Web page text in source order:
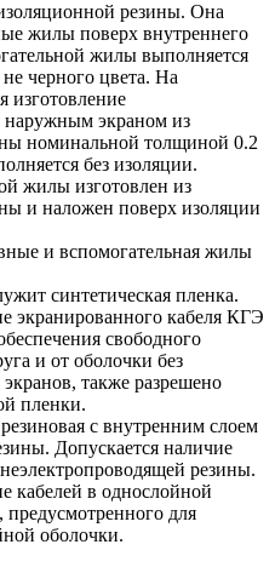
резины. Она
жилы поверх внутреннего
жилы выполняется
черного цвета. На
изготовление
наружным экраном из
номинальной толщиной 0.2
без изоляции.
жилы изготовлен из
и наложен поверх изоляции
и вспомогательная жилы
синтетическая пленка.
экранированного кабеля КГЭ
свободного
и от оболочки без
также разрешено
пленки.
с внутренним слоем
Допускается наличие
резины.
кабелей в однослойной
предусмотренного для
оболочки.